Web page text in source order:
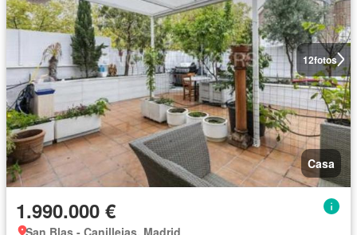
12fotos
Casa
1.990.000 €
San Blas - Canillejas, Madrid